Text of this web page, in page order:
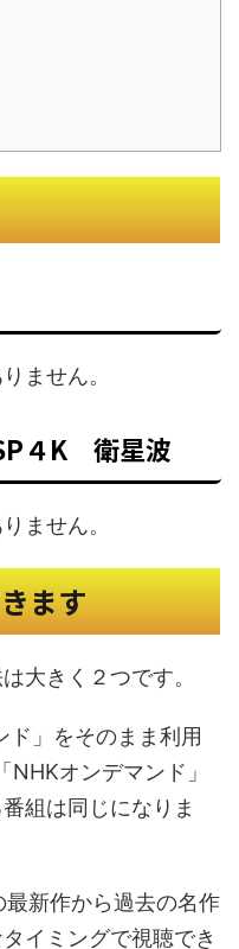
ません。
４K 衛星波
ません。
ます
大きく２つです。
」をそのまま利用
オンデマンド」
組は同じになりま
新作から過去の名作
イミングで視聴でき